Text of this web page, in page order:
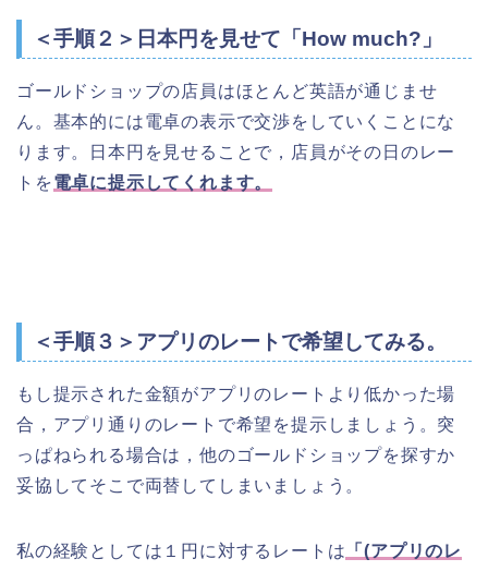
＜手順２＞日本円を見せて「How much?」
ゴールドショップの店員はほとんど英語が通じませ
ん。基本的には電卓の表示で交渉をしていくことにな
ります。日本円を見せることで，店員がその日のレー
トを電卓に提示してくれます。
＜手順３＞アプリのレートで希望してみる。
もし提示された金額がアプリのレートより低かった場
合，アプリ通りのレートで希望を提示しましょう。突
っぱねられる場合は，他のゴールドショップを探すか
妥協してそこで両替してしまいましょう。
私の経験としては１円に対するレートは 「(アプリのレ